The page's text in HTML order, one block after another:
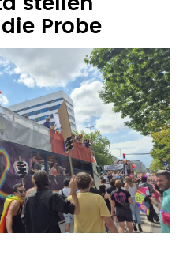
Probe